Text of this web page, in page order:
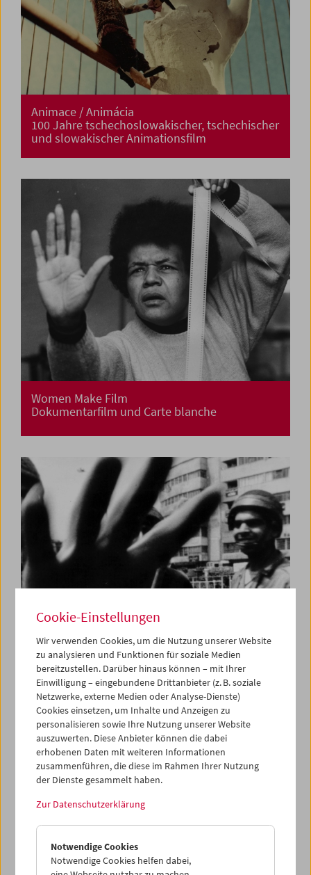
Animace / Animácia
100 Jahre tschechoslowakischer, tschechischer
und slowakischer Animationsfilm
Women Make Film
Dokumentarfilm und Carte blanche
Carte blanche
Jerusalem Cinematheque
Cookie-Einstellungen
Wir verwenden Cookies, um die Nutzung unserer Website
zu analysieren und Funktionen für soziale Medien
bereitzustellen. Darüber hinaus können – mit Ihrer
Einwilligung – eingebundene Drittanbieter (z. B. soziale
Netzwerke, externe Medien oder Analyse-Dienste)
Cookies einsetzen, um Inhalte und Anzeigen zu
personalisieren sowie Ihre Nutzung unserer Website
auszuwerten. Diese Anbieter können die dabei
erhobenen Daten mit weiteren Informationen
zusammenführen, die diese im Rahmen Ihrer Nutzung
der Dienste gesammelt haben.
Zur Datenschutzerklärung
Notwendige Cookies
Notwendige Cookies helfen dabei,